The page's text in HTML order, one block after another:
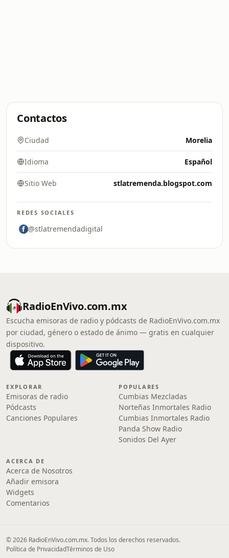
Contactos
Ciudad Morelia
Idioma Español
Sitio Web stlatremenda.blogspot.com
REDES SOCIALES
@stlatremendadigital
RadioEnVivo.com.mx
Escucha emisoras de radio y pódcasts de RadioEnVivo.com.mx
por ciudad, género o estado de ánimo — gratis en cualquier
dispositivo.
EXPLORAR
Emisoras de radio
Pódcasts
Canciones Populares
POPULARES
Cumbias Mezcladas
Norteñas Inmortales Radio
Cumbias Inmortales Radio
Panda Show Radio
Sonidos Del Ayer
ACERCA DE
Acerca de Nosotros
Añadir emisora
Widgets
Comentarios
© 2026 RadioEnVivo.com.mx. Todos los derechos reservados.
Política de PrivacidadTérminos de Uso